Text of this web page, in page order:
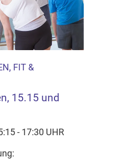
FIT &
15.15 und
- 17:30 UHR